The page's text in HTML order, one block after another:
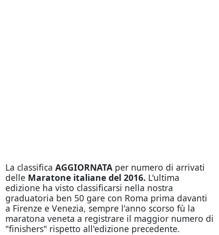
La classifica AGGIORNATAper numero di arrivati
delle Maratone italiane del 2016. L'ultima
edizione ha visto classificarsi nella nostra
graduatoria ben 50 gare con Roma prima davanti
a Firenze e Venezia, sempre l'anno scorso fù la
maratona veneta a registrare il maggior numero di
"finishers" rispetto all'edizione precedente.